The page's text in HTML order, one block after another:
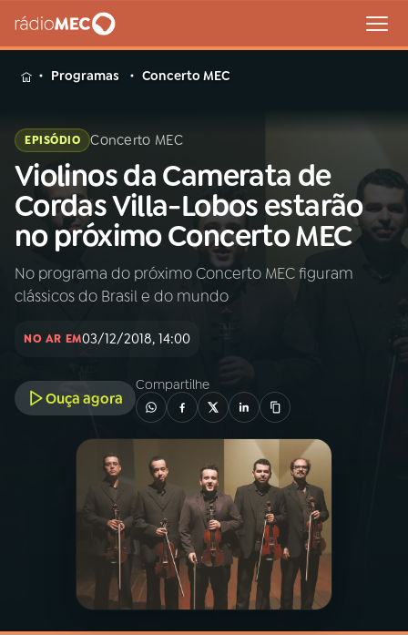
MENU
Buscar
na
Rádio
MEC
Buscar
Início AO VIVO
INÍCIO
A RÁDIO
PROGRAMAÇÃO
PROGRAMAS
PODCASTS
06
Programas Concerto MEC
EPISÓDIO Concerto MEC
Violinos da Camerata de
Cordas Villa-Lobos estarão
no próximo Concerto MEC
No programa do próximo Concerto MEC figuram
clássicos do Brasil e do mundo
NO AR EM03/12/2018, 14:00
Ouça agora
Compartilhe